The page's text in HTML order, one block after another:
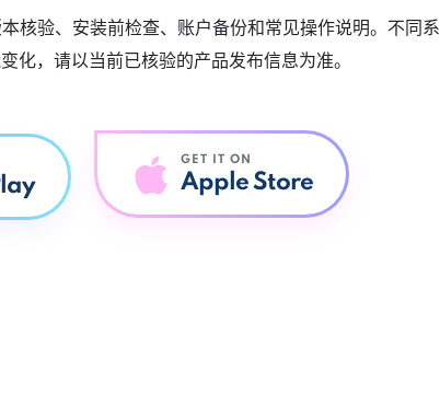
核验、安装前检查、账户备份和常见操作说明。不同系
化，请以当前已核验的产品发布信息为准。
GET IT ON
Apple Store